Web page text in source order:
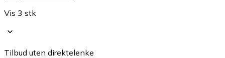
Vis 3 stk
Tilbud uten direktelenke